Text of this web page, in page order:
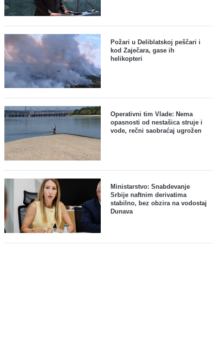
Požari u Deliblatskoj peščari i
kod Zaječara, gase ih
helikopteri
Operativni tim Vlade: Nema
opasnosti od nestašica struje i
vode, rečni saobraćaj ugrožen
Ministarstvo: Snabdevanje
Srbije naftnim derivatima
stabilno, bez obzira na vodostaj
Dunava